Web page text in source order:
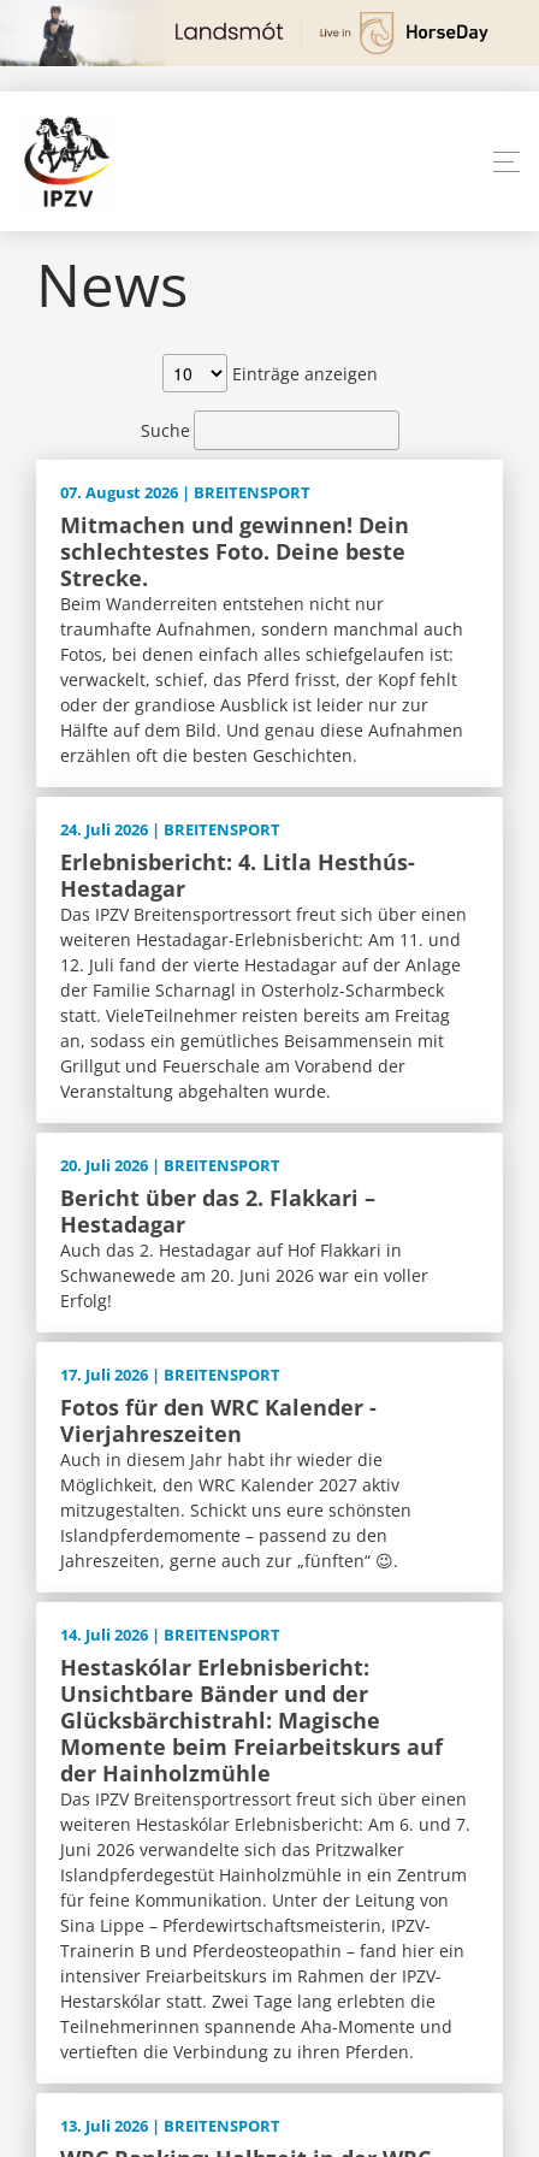
News
Einträge anzeigen
Suche
07. August 2026 | BREITENSPORT
Mitmachen und gewinnen! Dein
schlechtestes Foto. Deine beste
Strecke.
Beim Wanderreiten entstehen nicht nur
traumhafte Aufnahmen, sondern manchmal auch
Fotos, bei denen einfach alles schiefgelaufen ist:
verwackelt, schief, das Pferd frisst, der Kopf fehlt
oder der grandiose Ausblick ist leider nur zur
Hälfte auf dem Bild. Und genau diese Aufnahmen
erzählen oft die besten Geschichten.
24. Juli 2026 | BREITENSPORT
Erlebnisbericht: 4. Litla Hesthús-
Hestadagar
Das IPZV Breitensportressort freut sich über einen
weiteren Hestadagar-Erlebnisbericht: Am 11. und
12. Juli fand der vierte Hestadagar auf der Anlage
der Familie Scharnagl in Osterholz-Scharmbeck
statt. VieleTeilnehmer reisten bereits am Freitag
an, sodass ein gemütliches Beisammensein mit
Grillgut und Feuerschale am Vorabend der
Veranstaltung abgehalten wurde.
20. Juli 2026 | BREITENSPORT
Bericht über das 2. Flakkari –
Hestadagar
Auch das 2. Hestadagar auf Hof Flakkari in
Schwanewede am 20. Juni 2026 war ein voller
Erfolg!
17. Juli 2026 | BREITENSPORT
Fotos für den WRC Kalender -
Vierjahreszeiten
Auch in diesem Jahr habt ihr wieder die
Möglichkeit, den WRC Kalender 2027 aktiv
mitzugestalten. Schickt uns eure schönsten
Islandpferdemomente – passend zu den
Jahreszeiten, gerne auch zur „fünften“ 😉.
14. Juli 2026 | BREITENSPORT
Hestaskólar Erlebnisbericht:
Unsichtbare Bänder und der
Glücksbärchistrahl: Magische
Momente beim Freiarbeitskurs auf
der Hainholzmühle
Das IPZV Breitensportressort freut sich über einen
weiteren Hestaskólar Erlebnisbericht: Am 6. und 7.
Juni 2026 verwandelte sich das Pritzwalker
Islandpferdegestüt Hainholzmühle in ein Zentrum
für feine Kommunikation. Unter der Leitung von
Sina Lippe – Pferdewirtschaftsmeisterin, IPZV-
Trainerin B und Pferdeosteopathin – fand hier ein
intensiver Freiarbeitskurs im Rahmen der IPZV-
Hestarskólar statt. Zwei Tage lang erlebten die
Teilnehmerinnen spannende Aha-Momente und
vertieften die Verbindung zu ihren Pferden.
13. Juli 2026 | BREITENSPORT